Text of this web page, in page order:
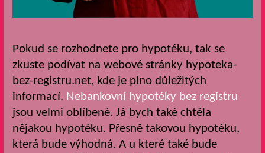
Pokud se rozhodnete pro hypotéku, tak se
zkuste podívat na webové stránky hypoteka-
bez-registru.net, kde je plno důležitých
informací. Nebankovní hypotéky bez registru
jsou velmi oblíbené. Já bych také chtěla
nějakou hypotéku. Přesně takovou hypotéku,
která bude výhodná. A u které také bude